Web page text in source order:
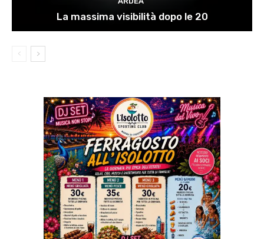
La massima visibilità dopo le 20